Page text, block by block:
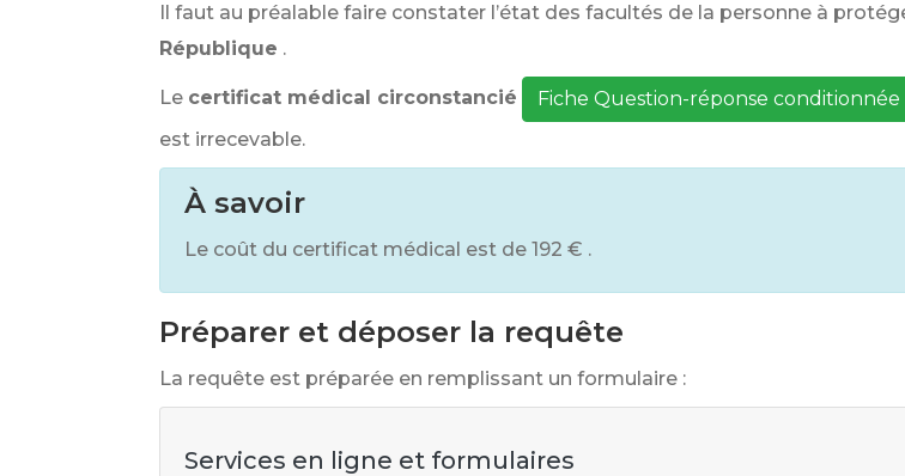
Il faut au préalable faire constater l’état des facultés de la personne à
République .
Le certificat médical circonstancié Fiche Question-réponse conditionnée
est irrecevable.
À savoir
Le coût du certificat médical est de 192 € .
Préparer et déposer la requête
La requête est préparée en remplissant un formulaire :
Services en ligne et formulaires